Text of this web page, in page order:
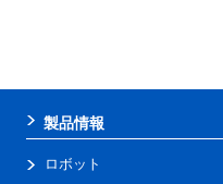
製品情報
ロボット